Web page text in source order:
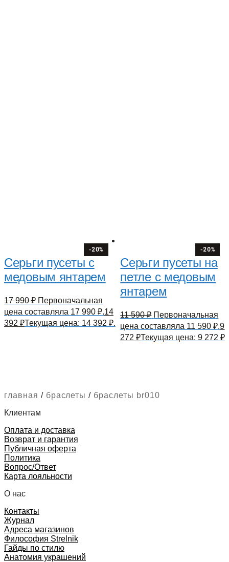
-20%
Серьги пусеты с
медовым янтарем
17 990₽ Первоначальная
цена составляла 17 990 ₽.14
392 ₽Текущая цена: 14 392 ₽.
-20%
Серьги пусеты на
петле с медовым
янтарем
11 590₽ Первоначальная
цена составляла 11 590 ₽.9
272₽Текущая цена: 9 272 ₽.
главная / браслеты / браслеты br010
Клиентам
Оплата и доставка
Возврат и гарантия
Публичная оферта
Политика
Вопрос/Ответ
Карта лояльности
О нас
Контакты
Журнал
Адреса магазинов
Философия Strelnik
Гайды по стилю
Анатомия украшений